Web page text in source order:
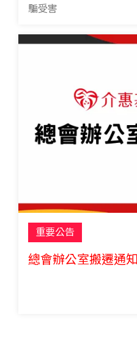
騙受害
重要公告
總會辦公室搬遷通知